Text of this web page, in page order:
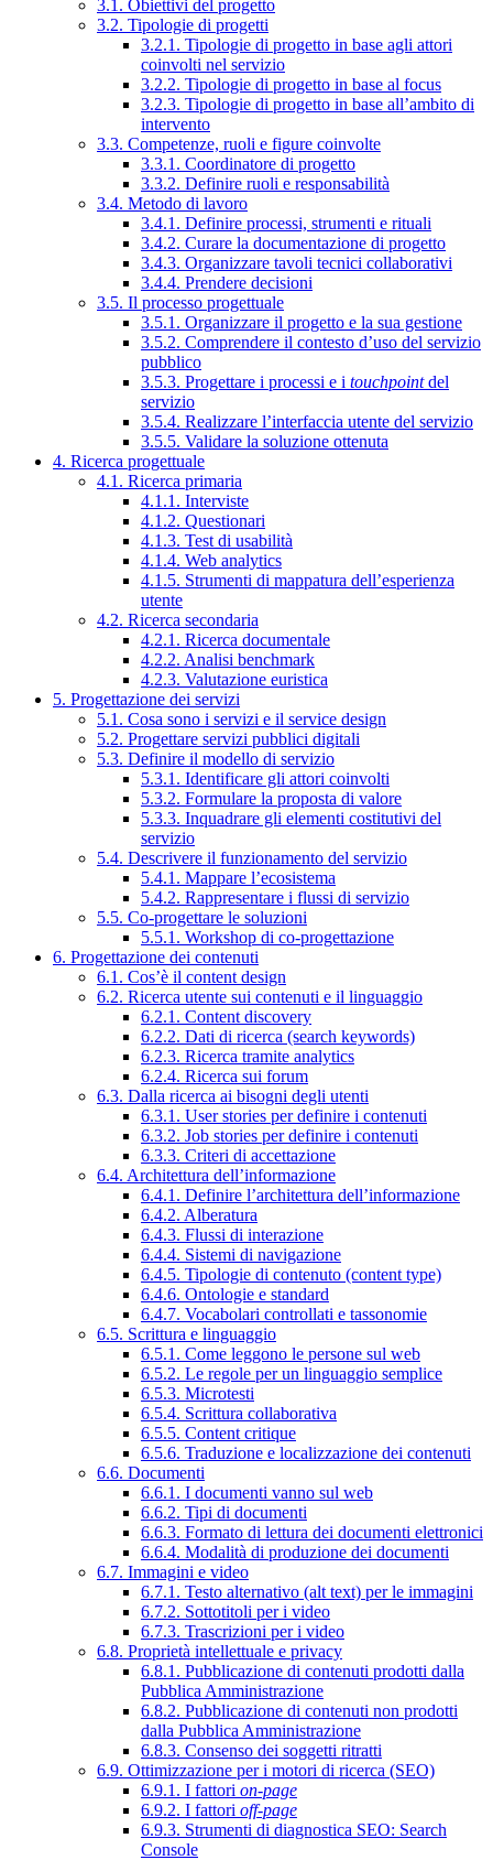
3.1. Obiettivi del progetto
3.2. Tipologie di progetti
3.2.1. Tipologie di progetto in base agli attori
coinvolti nel servizio
3.2.2. Tipologie di progetto in base al focus
3.2.3. Tipologie di progetto in base all’ambito di
intervento
3.3. Competenze, ruoli e figure coinvolte
3.3.1. Coordinatore di progetto
3.3.2. Definire ruoli e responsabilità
3.4. Metodo di lavoro
3.4.1. Definire processi, strumenti e rituali
3.4.2. Curare la documentazione di progetto
3.4.3. Organizzare tavoli tecnici collaborativi
3.4.4. Prendere decisioni
3.5. Il processo progettuale
3.5.1. Organizzare il progetto e la sua gestione
3.5.2. Comprendere il contesto d’uso del servizio
pubblico
3.5.3. Progettare i processi e i touchpointdel
servizio
3.5.4. Realizzare l’interfaccia utente del servizio
3.5.5. Validare la soluzione ottenuta
4. Ricerca progettuale
4.1. Ricerca primaria
4.1.1. Interviste
4.1.2. Questionari
4.1.3. Test di usabilità
4.1.4. Web analytics
4.1.5. Strumenti di mappatura dell’esperienza
utente
4.2. Ricerca secondaria
4.2.1. Ricerca documentale
4.2.2. Analisi benchmark
4.2.3. Valutazione euristica
5. Progettazione dei servizi
5.1. Cosa sono i servizi e il service design
5.2. Progettare servizi pubblici digitali
5.3. Definire il modello di servizio
5.3.1. Identificare gli attori coinvolti
5.3.2. Formulare la proposta di valore
5.3.3. Inquadrare gli elementi costitutivi del
servizio
5.4. Descrivere il funzionamento del servizio
5.4.1. Mappare l’ecosistema
5.4.2. Rappresentare i flussi di servizio
5.5. Co-progettare le soluzioni
5.5.1. Workshop di co-progettazione
6. Progettazione dei contenuti
6.1. Cos’è il content design
6.2. Ricerca utente sui contenuti e il linguaggio
6.2.1. Content discovery
6.2.2. Dati di ricerca (search keywords)
6.2.3. Ricerca tramite analytics
6.2.4. Ricerca sui forum
6.3. Dalla ricerca ai bisogni degli utenti
6.3.1. User stories per definire i contenuti
6.3.2. Job stories per definire i contenuti
6.3.3. Criteri di accettazione
6.4. Architettura dell’informazione
6.4.1. Definire l’architettura dell’informazione
6.4.2. Alberatura
6.4.3. Flussi di interazione
6.4.4. Sistemi di navigazione
6.4.5. Tipologie di contenuto (content type)
6.4.6. Ontologie e standard
6.4.7. Vocabolari controllati e tassonomie
6.5. Scrittura e linguaggio
6.5.1. Come leggono le persone sul web
6.5.2. Le regole per un linguaggio semplice
6.5.3. Microtesti
6.5.4. Scrittura collaborativa
6.5.5. Content critique
6.5.6. Traduzione e localizzazione dei contenuti
6.6. Documenti
6.6.1. I documenti vanno sul web
6.6.2. Tipi di documenti
6.6.3. Formato di lettura dei documenti elettronici
6.6.4. Modalità di produzione dei documenti
6.7. Immagini e video
6.7.1. Testo alternativo (alt text) per le immagini
6.7.2. Sottotitoli per i video
6.7.3. Trascrizioni per i video
6.8. Proprietà intellettuale e privacy
6.8.1. Pubblicazione di contenuti prodotti dalla
Pubblica Amministrazione
6.8.2. Pubblicazione di contenuti non prodotti
dalla Pubblica Amministrazione
6.8.3. Consenso dei soggetti ritratti
6.9. Ottimizzazione per i motori di ricerca (SEO)
6.9.1. I fattori on-page
6.9.2. I fattori off-page
6.9.3. Strumenti di diagnostica SEO: Search
Console